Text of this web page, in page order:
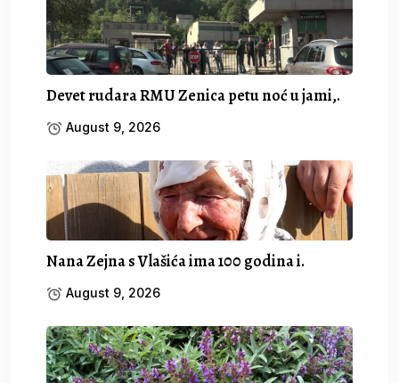
Devet rudara RMU Zenica petu noć u jami,.
August 9, 2026
Nana Zejna s Vlašića ima 100 godina i.
August 9, 2026